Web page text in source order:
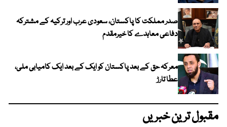
صدر مملکت کا پاکستان، سعودی عرب اور ترکیہ کے مشترکہ
دفاعی معاہدے کا خیرمقدم
معرکہ حق کے بعد پاکستان کو ایک کے بعد ایک کامیابی ملی،
عطا تارڑ
مقبول ترین خبریں